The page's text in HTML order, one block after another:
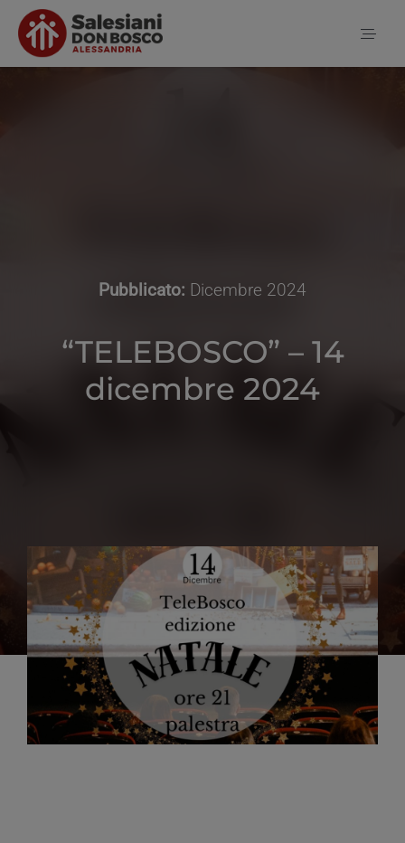
Salta
contenuto
Pubblicato: Dicembre 2024
“TELEBOSCO” – 14
dicembre 2024